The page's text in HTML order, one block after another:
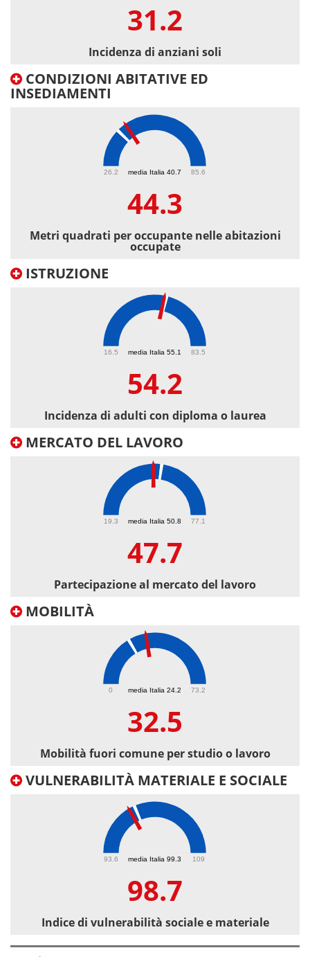
31.2
Incidenza di anziani soli
CONDIZIONI ABITATIVE ED
INSEDIAMENTI
media Italia 40.7
26.2 85.6
44.3
Metri quadrati per occupante nelle abitazioni
occupate
ISTRUZIONE
media Italia 55.1
16.5 83.5
54.2
Incidenza di adulti con diploma o laurea
MERCATO DEL LAVORO
media Italia 50.8
19.3 77.1
47.7
Partecipazione al mercato del lavoro
MOBILITÀ
media Italia 24.2
0 73.2
32.5
Mobilità fuori comune per studio o lavoro
VULNERABILITÀ MATERIALE E SOCIALE
media Italia 99.3
93.6 109
98.7
Indice di vulnerabilità sociale e materiale